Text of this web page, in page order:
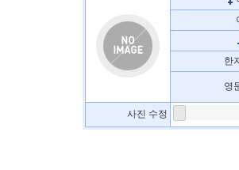
한
영
사진 수정